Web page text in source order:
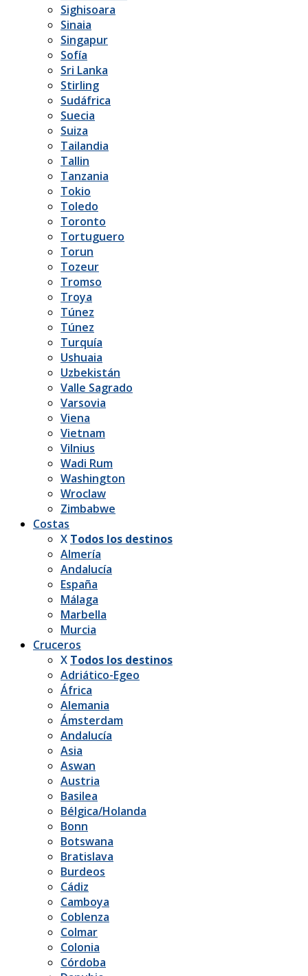
Sighisoara
Sinaia
Singapur
Sofía
Sri Lanka
Stirling
Sudáfrica
Suecia
Suiza
Tailandia
Tallin
Tanzania
Tokio
Toledo
Toronto
Tortuguero
Torun
Tozeur
Tromso
Troya
Túnez
Túnez
Turquía
Ushuaia
Uzbekistán
Valle Sagrado
Varsovia
Viena
Vietnam
Vilnius
Wadi Rum
Washington
Wroclaw
Zimbabwe
Costas
X Todos los destinos
Almería
Andalucía
España
Málaga
Marbella
Murcia
Cruceros
X Todos los destinos
Adriático-Egeo
África
Alemania
Ámsterdam
Andalucía
Asia
Aswan
Austria
Basilea
Bélgica/Holanda
Bonn
Botswana
Bratislava
Burdeos
Cádiz
Camboya
Coblenza
Colmar
Colonia
Córdoba